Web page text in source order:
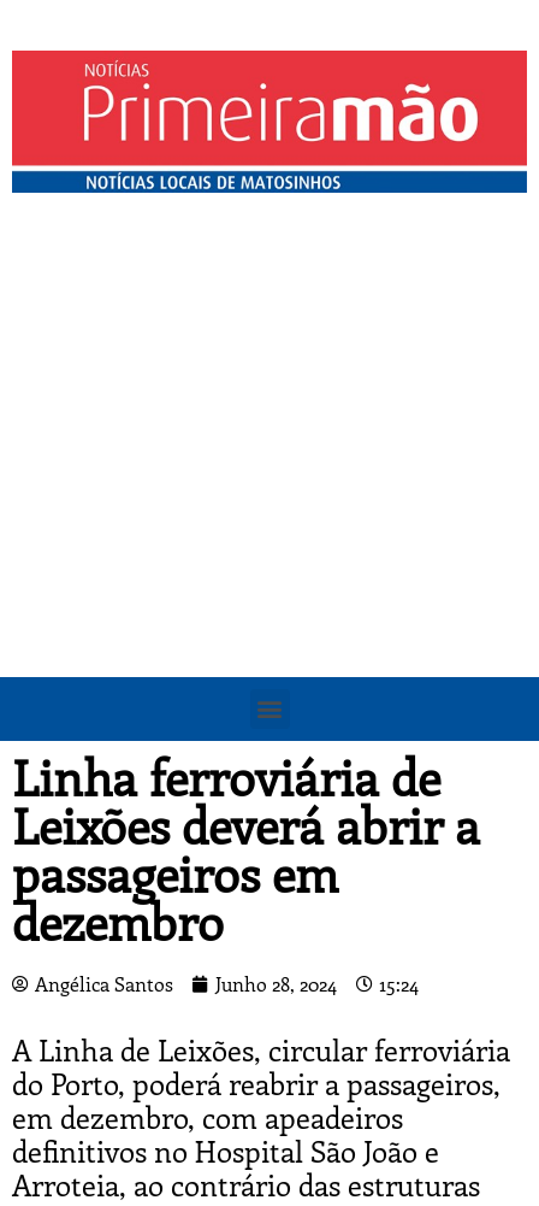
Linha ferroviária de
Leixões deverá abrir a
passageiros em
dezembro
Angélica Santos Junho 28, 2024 15:24
A Linha de Leixões, circular ferroviária
do Porto, poderá reabrir a passageiros,
em dezembro, com apeadeiros
definitivos no Hospital São João e
Arroteia, ao contrário das estruturas